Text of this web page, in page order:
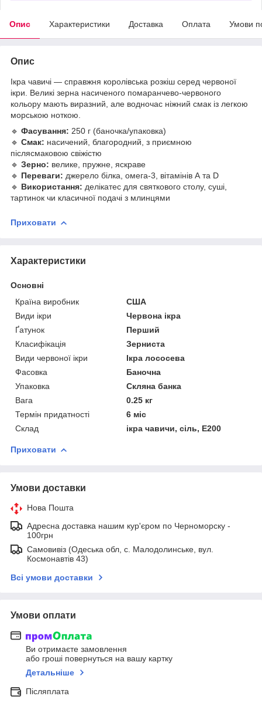
Опис Характеристики Доставка Оплата Умови
Опис
Ікра чавичі — справжня королівська розкіш серед червоної
ікри. Великі зерна насиченого помаранчево-червоного
кольору мають виразний, але водночас ніжний смак із легкою
морською ноткою.
🔹 Фасування: 250 г (баночка/упаковка)
🔹 Смак: насичений, благородний, з приємною
післясмаковою свіжістю
🔹 Зерно: велике, пружне, яскраве
🔹 Переваги: джерело білка, омега-3, вітамінів А та D
🔹 Використання: делікатес для святкового столу, суші,
тартинок чи класичної подачі з млинцями
Приховати
Характеристики
Основні
Країна виробник
США
Види ікри
Червона ікра
Ґатунок
Перший
Класифікація
Зерниста
Види червоної ікри
Ікра лососева
Фасовка
Баночна
Упаковка
Скляна банка
Вага
0.25 кг
Термін придатності
6 міс
Склад
ікра чавичи, сіль, Е200
Приховати
Умови доставки
Нова Пошта
Адресна доставка нашим кур'єром по Черноморску -
100грн
Самовивіз (Одеська обл, с. Малодолинське, вул.
Космонавтів 43)
Всі умови доставки
Умови оплати
Ви отримаєте замовлення
або гроші повернуться на вашу картку
Детальніше
Післяплата